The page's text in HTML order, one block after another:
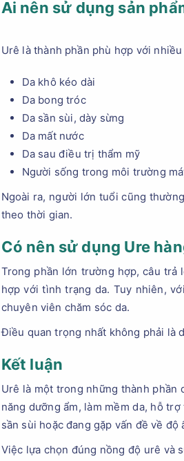
Ai nên sử dụng sản
Urê là thành phần phù hợp với
Da khô kéo dài
Da bong tróc
Da sần sùi, dày sừng
Da mất nước
Da sau điều trị thẩm mỹ
Người sống trong môi trường
Ngoài ra, người lớn tuổi cũng
theo thời gian.
Có nên sử dụng Ure
Trong phần lớn trường hợp, câu trả
hợp với tình trạng da. Tuy nhiên,
chuyên viên chăm sóc da.
Điều quan trọng nhất không phải là
Kết luận
Urê là một trong những thành phần
năng dưỡng ẩm, làm mềm da, hỗ
sần sùi hoặc đang gặp vấn đề về độ
Việc lựa chọn đúng nồng độ urê và